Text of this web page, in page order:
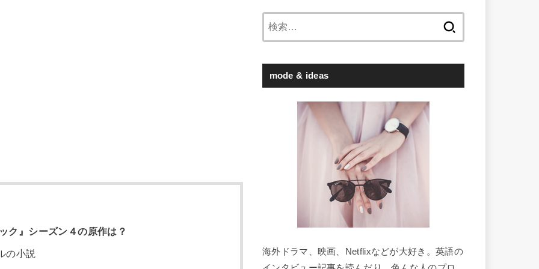
ク』シーズン４の原作は？
の小説
mode & ideas
海外ドラマ、映画、Netflixなどが大好き。英語の